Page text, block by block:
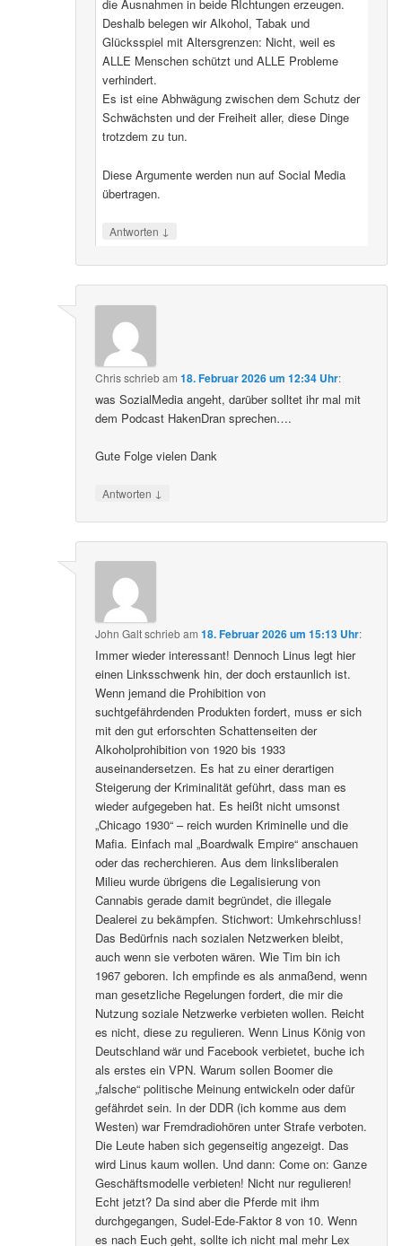
die Ausnahmen in beide RIchtungen erzeugen.
Deshalb belegen wir Alkohol, Tabak und
Glücksspiel mit Altersgrenzen: Nicht, weil es
ALLE Menschen schützt und ALLE Probleme
verhindert.
Es ist eine Abhwägung zwischen dem Schutz der
Schwächsten und der Freiheit aller, diese Dinge
trotzdem zu tun.
Diese Argumente werden nun auf Social Media
übertragen.
Antworten ↓
Chrisschriebam18. Februar 2026 um 12:34 Uhr:
was SozialMedia angeht, darüber solltet ihr mal mit
dem Podcast HakenDran sprechen….
Gute Folge vielen Dank
Antworten ↓
John Galtschriebam18. Februar 2026 um 15:13 Uhr:
Immer wieder interessant! Dennoch Linus legt hier
einen Linksschwenk hin, der doch erstaunlich ist.
Wenn jemand die Prohibition von
suchtgefährdenden Produkten fordert, muss er sich
mit den gut erforschten Schattenseiten der
Alkoholprohibition von 1920 bis 1933
auseinandersetzen. Es hat zu einer derartigen
Steigerung der Kriminalität geführt, dass man es
wieder aufgegeben hat. Es heißt nicht umsonst
„Chicago 1930“ – reich wurden Kriminelle und die
Mafia. Einfach mal „Boardwalk Empire“ anschauen
oder das recherchieren. Aus dem linksliberalen
Milieu wurde übrigens die Legalisierung von
Cannabis gerade damit begründet, die illegale
Dealerei zu bekämpfen. Stichwort: Umkehrschluss!
Das Bedürfnis nach sozialen Netzwerken bleibt,
auch wenn sie verboten wären. Wie Tim bin ich
1967 geboren. Ich empfinde es als anmaßend, wenn
man gesetzliche Regelungen fordert, die mir die
Nutzung soziale Netzwerke verbieten wollen. Reicht
es nicht, diese zu regulieren. Wenn Linus König von
Deutschland wär und Facebook verbietet, buche ich
als erstes ein VPN. Warum sollen Boomer die
„falsche“ politische Meinung entwickeln oder dafür
gefährdet sein. In der DDR (ich komme aus dem
Westen) war Fremdradiohören unter Strafe verboten.
Die Leute haben sich gegenseitig angezeigt. Das
wird Linus kaum wollen. Und dann: Come on: Ganze
Geschäftsmodelle verbieten! Nicht nur regulieren!
Echt jetzt? Da sind aber die Pferde mit ihm
durchgegangen, Sudel-Ede-Faktor 8 von 10. Wenn
es nach Euch geht, sollte ich nicht mal mehr Lex